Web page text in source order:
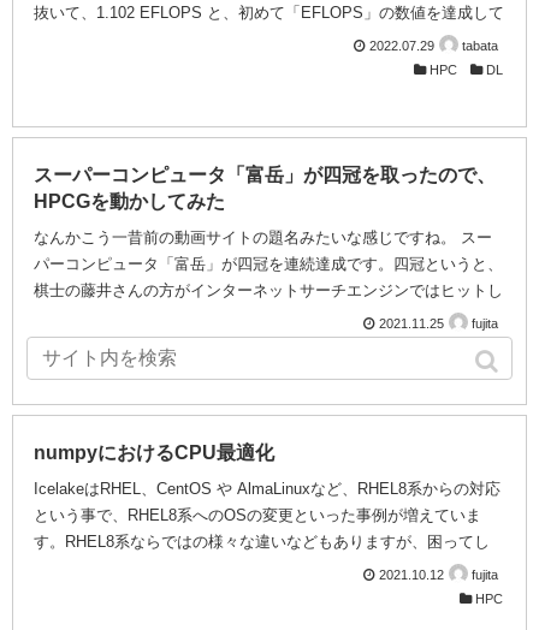
抜いて、1.102 EFLOPS と、初めて「EFLOPS」の数値を達成して
1位となりました。 Frontierは、74台のCray EXキャビネットに
9,408ノードを収容し、それぞれにAMD Milan “Trento” 7A53 Epyc
は、Fro...
2022.07.29
tabata
HPC
DL
スーパーコンピュータ「富岳」が四冠を取ったので、
HPCGを動かしてみた
なんかこう一昔前の動画サイトの題名みたいな感じですね。 スー
パーコンピュータ「富岳」が四冠を連続達成です。四冠というと、
棋士の藤井さんの方がインターネットサーチエンジンではヒットし
てしまうので、勝負飯のお店で「富岳」なんてお店があったのかな
んてまとめサイトに載せられそうにも思ったりしますが、まあ、勝
負には違いはないので、将棋と外食メニューよりは近いお話です。
動かす機会も多いのですが、HPCGというのは何でしょう。 この
サイトがHPCGのホームページで、現在の最新バージョンは3.1で
2021.11.25
fujita
HPC
numpyにおけるCPU最適化
IcelakeはRHEL、CentOS や AlmaLinuxなど、RHEL8系からの対応
という事で、RHEL8系へのOSの変更といった事例が増えていま
す。RHEL8系ならではの様々な違いなどもありますが、困ってし
まうのがpythonの扱いです。RHEL8系はOSの管理用のpythonとユ
ーザー環境用のpythonが分れているなどの違いもありますが、
2021.10.12
fujita
HPC